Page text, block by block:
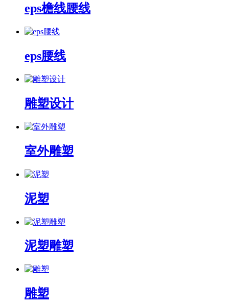
eps檐线腰线
eps腰线
雕塑设计
室外雕塑
泥塑
泥塑雕塑
雕塑